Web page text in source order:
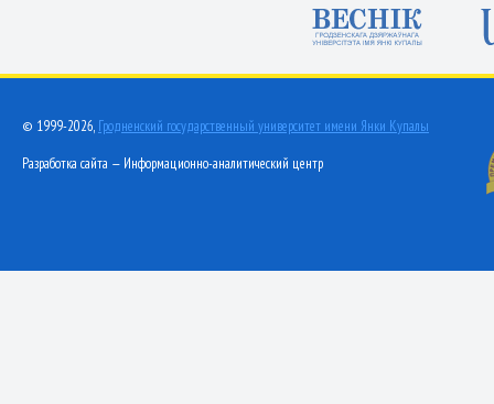
© 1999-2026, Гродненский государственный университет имени Янки Купалы
Разработка сайта — Информационно-аналитический центр